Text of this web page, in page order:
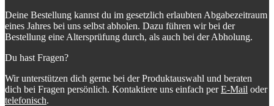
Deine Bestellung kannst du im gesetzlich erlaubten Abgabezeitraum
eines Jahres bei uns selbst abholen. Dazu führen wir bei der
Bestellung eine Altersprüfung durch, als auch bei der Abholung.
Du hast Fragen?
Wir unterstützen dich gerne bei der Produktauswahl und beraten
dich bei Fragen persönlich. Kontaktiere uns einfach perE-Mail oder
telefonisch.